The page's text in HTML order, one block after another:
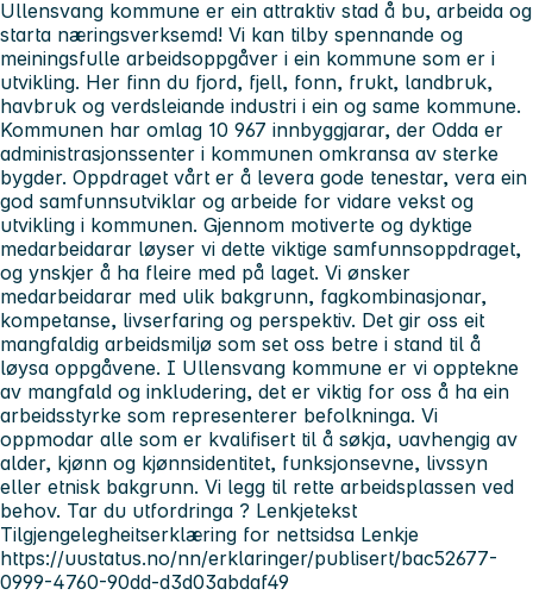
Ullensvang kommune er ein attraktiv stad å bu, arbeida og
starta næringsverksemd! Vi kan tilby spennande og
meiningsfulle arbeidsoppgåver i ein kommune som er i
utvikling. Her finn du fjord, fjell, fonn, frukt, landbruk,
havbruk og verdsleiande industri i ein og same kommune.
Kommunen har omlag 10 967 innbyggjarar, der Odda er
administrasjonssenter i kommunen omkransa av sterke
bygder. Oppdraget vårt er å levera gode tenestar, vera ein
god samfunnsutviklar og arbeide for vidare vekst og
utvikling i kommunen. Gjennom motiverte og dyktige
medarbeidarar løyser vi dette viktige samfunnsoppdraget,
og ynskjer å ha fleire med på laget. Vi ønsker
medarbeidarar med ulik bakgrunn, fagkombinasjonar,
kompetanse, livserfaring og perspektiv. Det gir oss eit
mangfaldig arbeidsmiljø som set oss betre i stand til å
løysa oppgåvene. I Ullensvang kommune er vi opptekne
av mangfald og inkludering, det er viktig for oss å ha ein
arbeidsstyrke som representerer befolkninga. Vi
oppmodar alle som er kvalifisert til å søkja, uavhengig av
alder, kjønn og kjønnsidentitet, funksjonsevne, livssyn
eller etnisk bakgrunn. Vi legg til rette arbeidsplassen ved
behov. Tar du utfordringa ? Lenkjetekst
Tilgjengelegheitserklæring for nettsidsa Lenkje
https://uustatus.no/nn/erklaringer/publisert/bac52677-
0999-4760-90dd-d3d03abdaf49